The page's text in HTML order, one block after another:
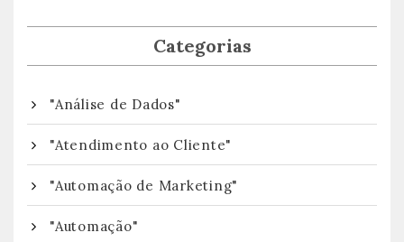
Categorias
"Análise de Dados"
"Atendimento ao Cliente"
"Automação de Marketing"
"Automação"